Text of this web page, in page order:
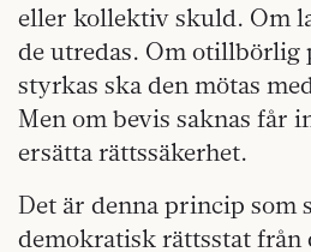
eller kollektiv skuld. Om
de utredas. Om otillbörlig
styrkas ska den mötas
Men om bevis saknas får
ersätta rättssäkerhet.
Det är denna princip som
demokratisk rättsstat från